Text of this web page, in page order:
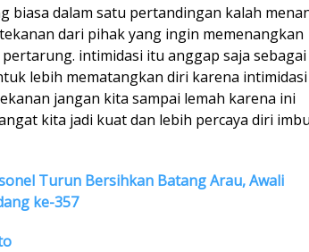
biasa dalam satu pertandingan kalah
dari pihak yang ingin memenangkan
intimidasi itu anggap saja sebagai
lebih mematangkan diri karena intimidasi
jangan kita sampai lemah karena ini
kita jadi kuat dan lebih percaya diri
Turun Bersihkan Batang Arau, Awali
ke-357